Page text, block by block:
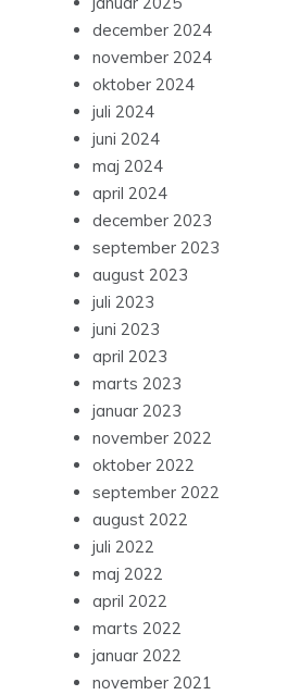
december 2024
november 2024
oktober 2024
juli 2024
juni 2024
maj 2024
april 2024
december 2023
september 2023
august 2023
juli 2023
juni 2023
april 2023
marts 2023
januar 2023
november 2022
oktober 2022
september 2022
august 2022
juli 2022
maj 2022
april 2022
marts 2022
januar 2022
november 2021